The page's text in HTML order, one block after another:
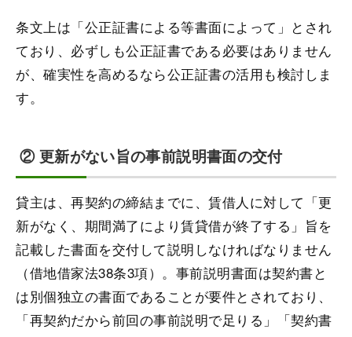
条文上は「公正証書による等書面によって」とされ
ており、必ずしも公正証書である必要はありません
が、確実性を高めるなら公正証書の活用も検討しま
す。
② 更新がない旨の事前説明書面の交付
貸主は、再契約の締結までに、賃借人に対して「更
新がなく、期間満了により賃貸借が終了する」旨を
記載した書面を交付して説明しなければなりません
（借地借家法38条3項）。事前説明書面は契約書と
は別個独立の書面であることが要件とされており、
「再契約だから前回の事前説明で足りる」「契約書